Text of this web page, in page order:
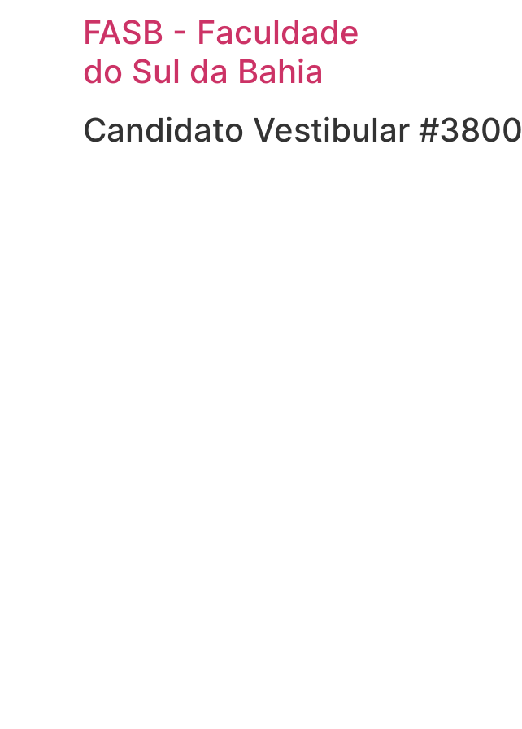
FASB - Faculdade
do Sul da Bahia
Candidato Vestibular #3800